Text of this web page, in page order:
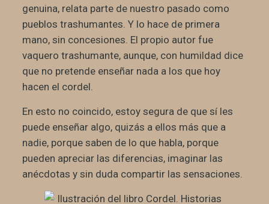
genuina, relata parte de nuestro pasado como
pueblos trashumantes. Y lo hace de primera
mano, sin concesiones. El propio autor fue
vaquero trashumante, aunque, con humildad dice
que no pretende enseñar nada a los que hoy
hacen el cordel.
En esto no coincido, estoy segura de que sí les
puede enseñar algo, quizás a ellos más que a
nadie, porque saben de lo que habla, porque
pueden apreciar las diferencias, imaginar las
anécdotas y sin duda compartir las sensaciones.